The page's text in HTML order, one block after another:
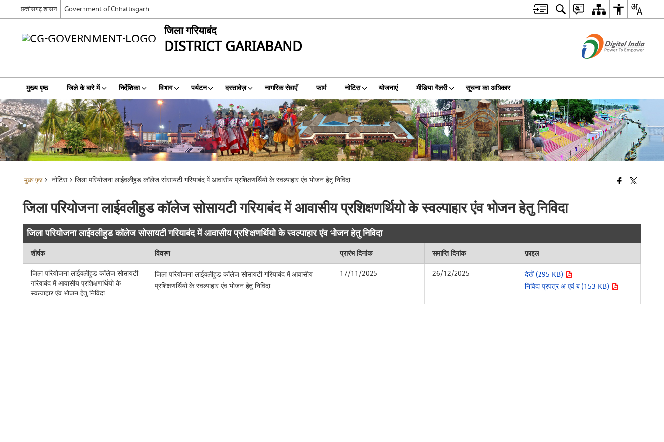
छत्तीसगढ़ शासन Government of Chhattisgarh
जिला गरियाबंद
DISTRICT GARIABAND
मुख्य पृष्ठ जिले के बारे में निर्देशिका विभाग पर्यटन दस्तावेज़ नागरिक सेवाएँ फार्म नोटिस योजनाएं मीडिया गैलरी सूचना का अधिकार
मुख्य पृष्ठ नोटिस जिला परियोजना लाईवलीहुड कॉलेज सोसायटी गरियाबंद में आवासीय प्रशिक्षणर्थियो के स्वल्पाहार एंव भोजन हेतु निविदा
जिला परियोजना लाईवलीहुड कॉलेज सोसायटी गरियाबंद में आवासीय प्रशिक्षणर्थियो के स्वल्पाहार एंव भोजन हेतु निविदा
जिला परियोजना लाईवलीहुड कॉलेज सोसायटी गरियाबंद में आवासीय प्रशिक्षणर्थियो के स्वल्पाहार एंव भोजन हेतु निविदा
शीर्षक विवरण प्रारंभ दिनांक समाप्ति दिनांक
फ़ाइल
जिला परियोजना लाईवलीहुड कॉलेज सोसायटी
गरियाबंद में आवासीय प्रशिक्षणर्थियो के
स्वल्पाहार एंव भोजन हेतु निविदा
जिला परियोजना लाईवलीहुड कॉलेज सोसायटी गरियाबंद में आवासीय
प्रशिक्षणर्थियो के स्वल्पाहार एंव भोजन हेतु निविदा
17/11/2025 26/12/2025
देखें (295 KB)
निविदा प्रपत्र अ एवं ब (153 KB)